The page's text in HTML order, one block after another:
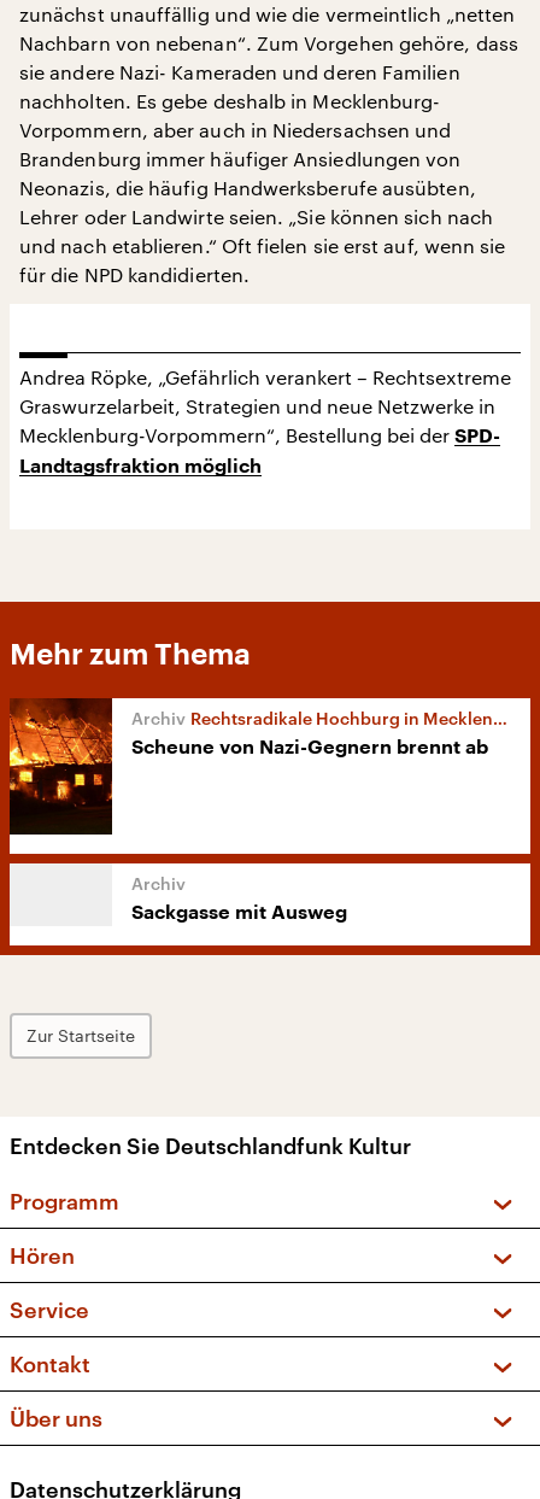
zunächst unauffällig und wie die vermeintlich „netten
Nachbarn von nebenan“. Zum Vorgehen gehöre, dass
sie andere Nazi- Kameraden und deren Familien
nachholten. Es gebe deshalb in Mecklenburg-
Vorpommern, aber auch in Niedersachsen und
Brandenburg immer häufiger Ansiedlungen von
Neonazis, die häufig Handwerksberufe ausübten,
Lehrer oder Landwirte seien. „Sie können sich nach
und nach etablieren.“ Oft fielen sie erst auf, wenn sie
für die NPD kandidierten.
Andrea Röpke, „Gefährlich verankert – Rechtsextreme
Graswurzelarbeit, Strategien und neue Netzwerke in
Mecklenburg-Vorpommern“, Bestellung bei der SPD-
Landtagsfraktion möglich
Mehr zum Thema
Rechtsradikale Hochburg in Mecklenburg
Scheune von Nazi-Gegnern brennt ab
Sackgasse mit Ausweg
Zur Startseite
Entdecken Sie Deutschlandfunk Kultur
Programm
Sendungen und Podcasts
Musikliste
Kakadu – Das Kinderprogramm
Hören
Frequenzen (UKW + DAB+)
Service
FAQ
Apps
Newsletter
Kontakt
Social Media
Über uns
Datenschutzerklärung